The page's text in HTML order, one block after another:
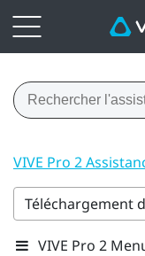
VIVE Pro 2
Téléchargement
VIVE Pro 2